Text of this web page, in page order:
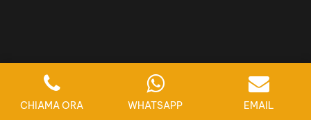
CHIAMA ORA WHATSAPP EMAIL